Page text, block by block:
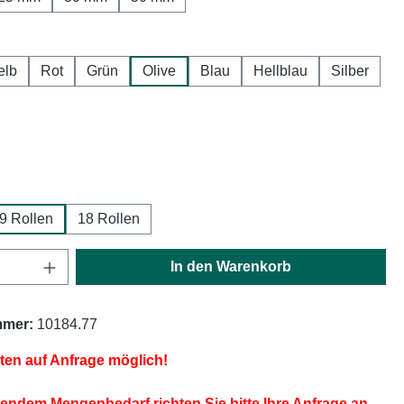
Rot Grün Olive Blau Hellblau Silber
9 Rollen 18 Rollen
Anzahl: Gib den gewünschten Wert ein
In den Warenkorb
10184.77
auf Anfrage möglich!